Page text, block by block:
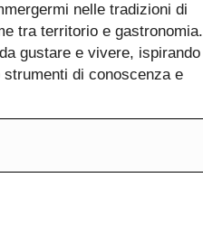
nelle tradizioni di
tra territorio e gastronomia.
gustare e vivere, ispirando
di conoscenza e